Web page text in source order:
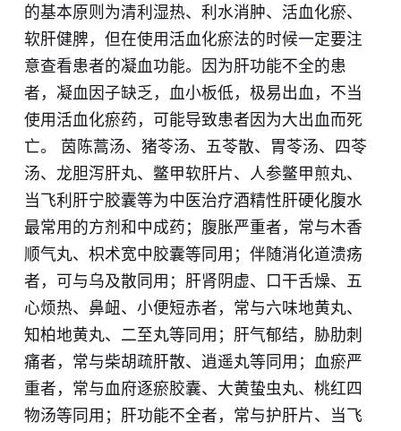
的基本原则为清利湿热、利水消肿、活血化瘀、
软肝健脾，但在使用活血化瘀法的时候一定要注
意查看患者的凝血功能。因为肝功能不全的患
者，凝血因子缺乏，血小板低，极易出血，不当
使用活血化瘀药，可能导致患者因为大出血而死
亡。 茵陈蒿汤、猪苓汤、五苓散、胃苓汤、四苓
汤、龙胆泻肝丸、鳖甲软肝片、人参鳖甲煎丸、
当飞利肝宁胶囊等为中医治疗酒精性肝硬化腹水
最常用的方剂和中成药；腹胀严重者，常与木香
顺气丸、枳术宽中胶囊等同用；伴随消化道溃疡
者，可与乌及散同用；肝肾阴虚、口干舌燥、五
心烦热、鼻衄、小便短赤者，常与六味地黄丸、
知柏地黄丸、二至丸等同用；肝气郁结，胁肋刺
痛者，常与柴胡疏肝散、逍遥丸等同用；血瘀严
重者，常与血府逐瘀胶囊、大黄蛰虫丸、桃红四
物汤等同用；肝功能不全者，常与护肝片、当飞